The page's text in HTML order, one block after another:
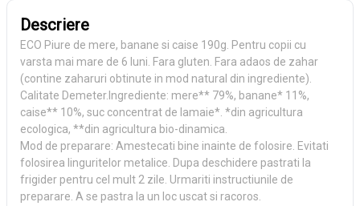
Descriere
ECO Piure de mere, banane si caise 190g. Pentru copii cu
varsta mai mare de 6 luni. Fara gluten. Fara adaos de zahar
(contine zaharuri obtinute in mod natural din ingrediente).
Calitate Demeter.Ingrediente: mere** 79%, banane* 11%,
caise** 10%, suc concentrat de lamaie*. *din agricultura
ecologica, **din agricultura bio-dinamica.
Mod de preparare: Amestecati bine inainte de folosire. Evitati
folosirea linguritelor metalice. Dupa deschidere pastrati la
frigider pentru cel mult 2 zile. Urmariti instructiunile de
preparare. A se pastra la un loc uscat si racoros.